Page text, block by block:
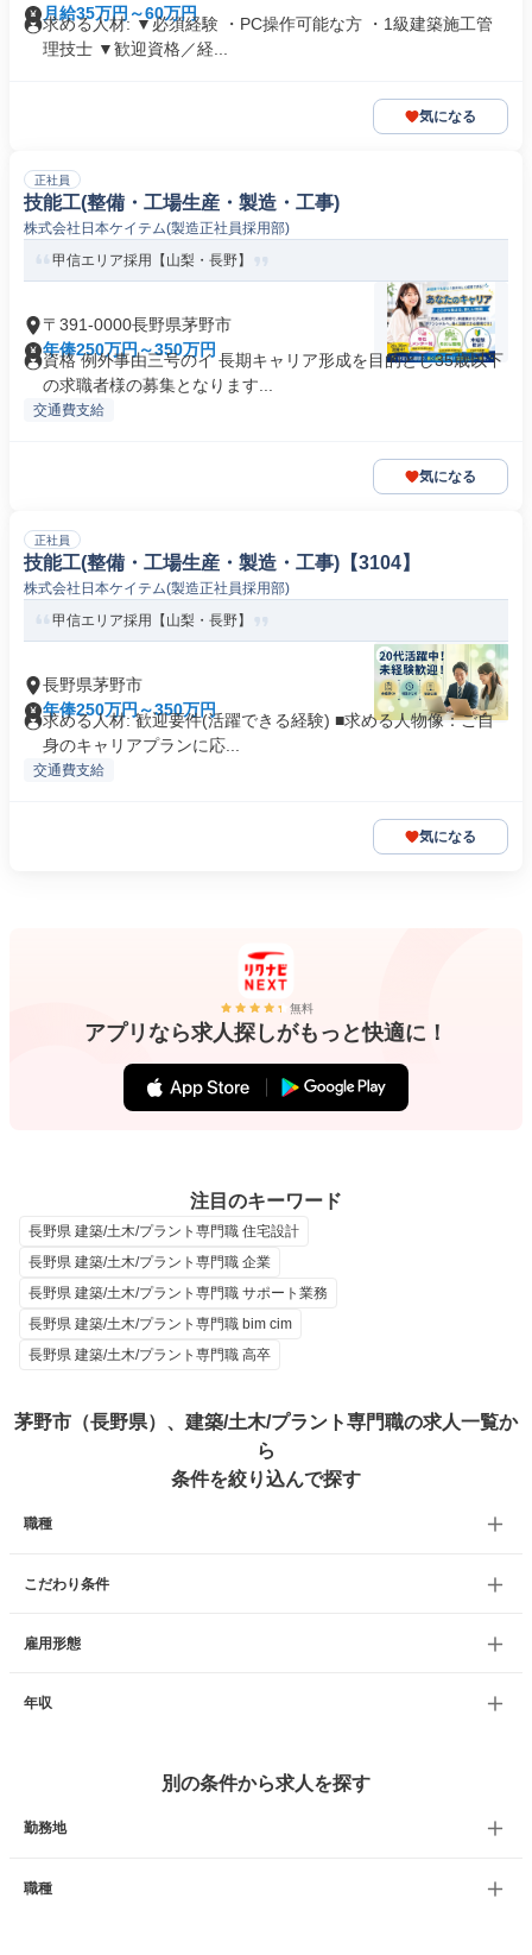
月給35万円～60万円
求める人材: ▼必須経験 ・PC操作可能な方 ・1級建築施工管
理技士 ▼歓迎資格／経...
気になる
正社員
技能工(整備・工場生産・製造・工事)
株式会社日本ケイテム(製造正社員採用部)
甲信エリア採用【山梨・長野】
〒391-0000長野県茅野市
年俸250万円～350万円
資格 例外事由三号のイ 長期キャリア形成を目的とし35歳以下
の求職者様の募集となります...
交通費支給
気になる
正社員
技能工(整備・工場生産・製造・工事)【3104】
株式会社日本ケイテム(製造正社員採用部)
甲信エリア採用【山梨・長野】
長野県茅野市
年俸250万円～350万円
求める人材: 歓迎要件(活躍できる経験) ■求める人物像：ご自
身のキャリアプランに応...
交通費支給
気になる
無料
アプリなら求人探しがもっと快適に！
注目のキーワード
長野県 建築/土木/プラント専門職 住宅設計
長野県 建築/土木/プラント専門職 企業
長野県 建築/土木/プラント専門職 サポート業務
長野県 建築/土木/プラント専門職 bim cim
長野県 建築/土木/プラント専門職 高卒
茅野市（長野県）、建築/土木/プラント専門職の求人一覧か
ら
条件を絞り込んで探す
職種
こだわり条件
雇用形態
年収
別の条件から求人を探す
勤務地
職種